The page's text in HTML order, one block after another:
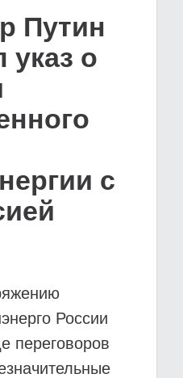
Путин
указ о
с
России
переговоров